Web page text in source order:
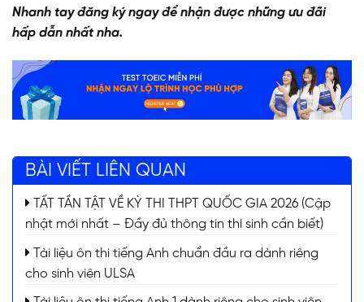
Nhanh tay đăng ký ngay để nhận được những ưu đãi
hấp dẫn nhất nha.
BÀI VIẾT LIÊN QUAN
TẤT TẦN TẬT VỀ KỲ THI THPT QUỐC GIA 2026 (Cập
nhật mới nhất – Đầy đủ thông tin thí sinh cần biết)
Tài liệu ôn thi tiếng Anh chuẩn đầu ra dành riêng
cho sinh viên ULSA